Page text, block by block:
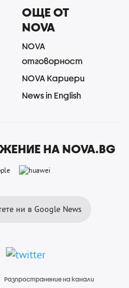
ОЩЕ ОТ
NOVA
NOVA
отговорност
NOVA Кариери
News in English
НА NOVA.BG
ни в Google News
Разпространение на канали